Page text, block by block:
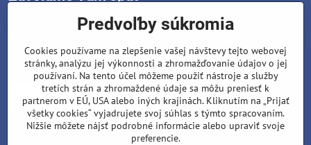
Váš telefón*
Predvoľby súkromia
Cookies používame na zlepšenie vašej návštevy tejto webovej
stránky, analýzu jej výkonnosti a zhromažďovanie údajov o jej
používaní. Na tento účel môžeme použiť nástroje a služby
tretích strán a zhromaždené údaje sa môžu preniesť k
partnerom v EÚ, USA alebo iných krajinách. Kliknutím na „Prijať
všetky cookies“ vyjadrujete svoj súhlas s týmto spracovaním.
Nižšie môžete nájsť podrobné informácie alebo upraviť svoje
preferencie.